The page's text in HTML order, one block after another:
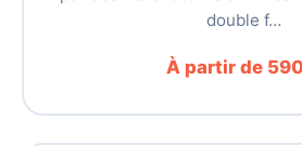
double f…
À partir de